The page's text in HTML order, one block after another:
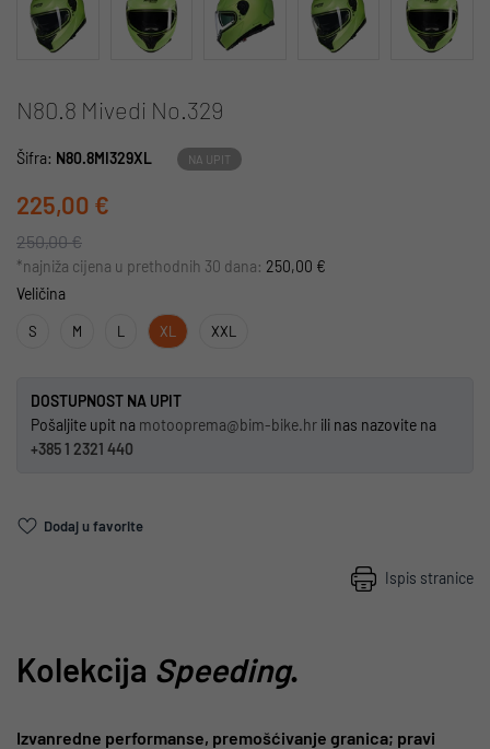
N80.8 Mivedi No.329
Šifra: N80.8MI329XL NA UPIT
225,00 €
250,00 €
*najniža cijena u prethodnih 30 dana: 250,00 €
Veličina
S M L XL XXL
DOSTUPNOST NA UPIT
Pošaljite upit na motooprema@bim-bike.hr ili nas nazovite na
+385 1 2321 440
Dodaj u favorite
Ispis stranice
Kolekcija Speeding.
Izvanredne performanse, premošćivanje granica; pravi